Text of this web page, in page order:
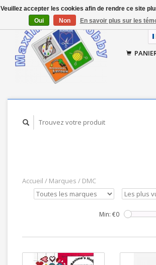
Accueil / Marques / DMC
Min: €0
Veuillez accepter les cookies afin de rendre ce site
Oui
Non En savoir plus sur les